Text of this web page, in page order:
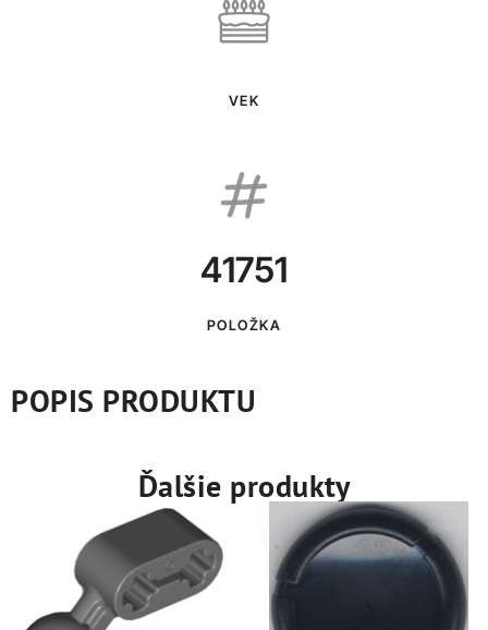
VEK
41751
POLOŽKA
POPIS PRODUKTU
Ďalšie produkty